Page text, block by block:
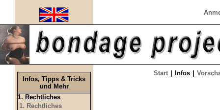
Infos, Tipps & Tricks
und Mehr
1. Rechtliches
1. Rechtliches
Start Infos